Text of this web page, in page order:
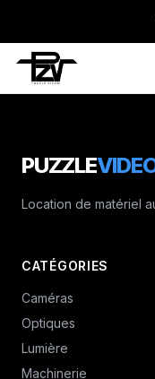
PUZZLE
Location de matériel
CATÉGORIES
Caméras
Optiques
Lumière
Machinerie